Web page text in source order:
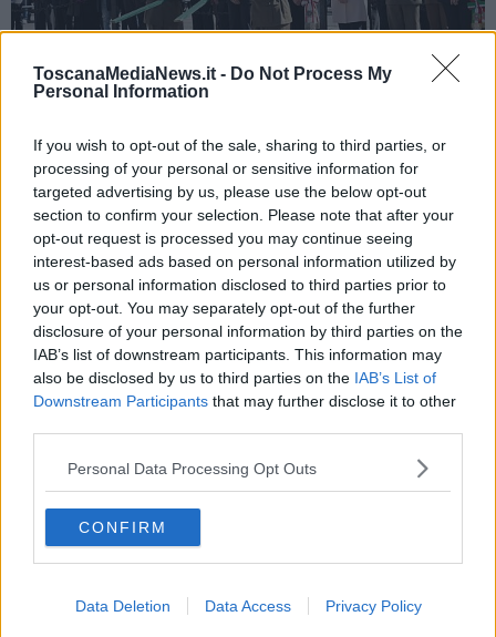
ToscanaMediaNews.it - Do Not Process My
Personal Information
If you wish to opt-out of the sale, sharing to third parties, or
processing of your personal or sensitive information for
targeted advertising by us, please use the below opt-out
section to confirm your selection. Please note that after your
opt-out request is processed you may continue seeing
interest-based ads based on personal information utilized by
us or personal information disclosed to third parties prior to
your opt-out. You may separately opt-out of the further
disclosure of your personal information by third parties on the
IAB’s list of downstream participants. This information may
also be disclosed by us to third parties on the IAB’s List of
Downstream Participants that may further disclose it to other
Personal Data Processing Opt Outs
CONFIRM
Data Deletion Data Access Privacy Policy
La cerimonia a Firenze (Foto di Antonello Serino - Met Ufficio
Stampa)
Grosseto , dopo la deposizione di una corona d’alloro alla
cittadella dello studente e una in piazza della Libertà, un corteo si è
snodato tra le vie del centro storico fino al Palazzo della Provincia,
dove si è svolta la cerimonia ufficiale con un intervento
dell'assessore regionale all’agricolturaLeonardo Marras.
A Pisa
, le celebrazioni del 25 Aprile sono state dedicate quest’anno
Fausta Giani Cecchini
, partigiana, prima donna sindaco di Pisa
e poi presidente della Provincia. Cuore della cerimonia la
centralissima Piazza XX Settembre con gli interventi di istituzioni e
associazioni. Alle 18,30 alle Logge di Banchi si terrà il concerto a
cura della Società Filarmonica Pisana.